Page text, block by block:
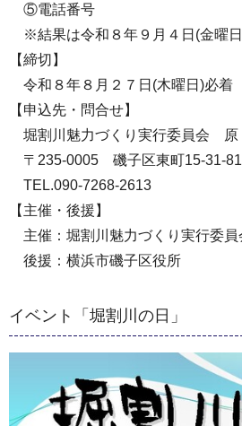
⑤電話番号
※結果は令和８年９月４日(金曜日
【締切】
令和８年８月２７日(木曜日)必着
【申込先・問合せ】
堀割川魅力づくり実行委員会 原
〒235-0005 磯子区東町15-31-
TEL.090-7268-2613
【主催・後援】
主催：堀割川魅力づくり実行委員
後援：横浜市磯子区役所
イベント「堀割川の日」